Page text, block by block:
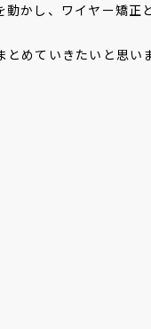
かし、ワイヤー矯正
めていきたいと思い